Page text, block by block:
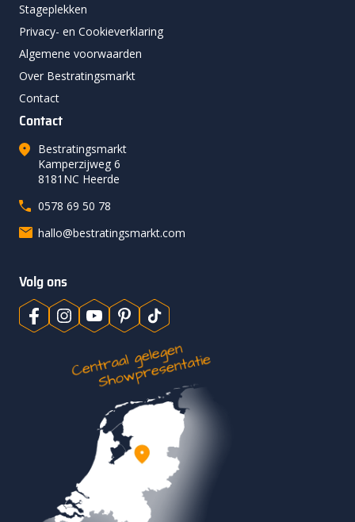
Stageplekken
Privacy- en Cookieverklaring
Algemene voorwaarden
Over Bestratingsmarkt
Contact
Contact
Bestratingsmarkt
Kamperzijweg 6
8181NC Heerde
0578 69 50 78
hallo@bestratingsmarkt.com
Volg ons